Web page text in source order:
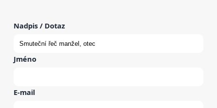
Nadpis / Dotaz
Jméno
E-mail